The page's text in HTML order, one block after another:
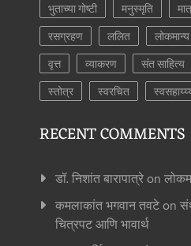
भुताच्या गोष्टी
मनुस्मृति
रसग्रहण
ललित
वृत्त
व्याकरण संत साहित्य
स्तोत्र
स्वरचित
RECENT COMMENTS
डॉ. निशांत बारापात्रेon
कमलाकांत भगवान तवटेon
चित्रपट आणि भावार्थ